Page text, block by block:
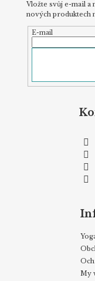
Vložte svůj e-mail a
nových produktech
E-mail
My